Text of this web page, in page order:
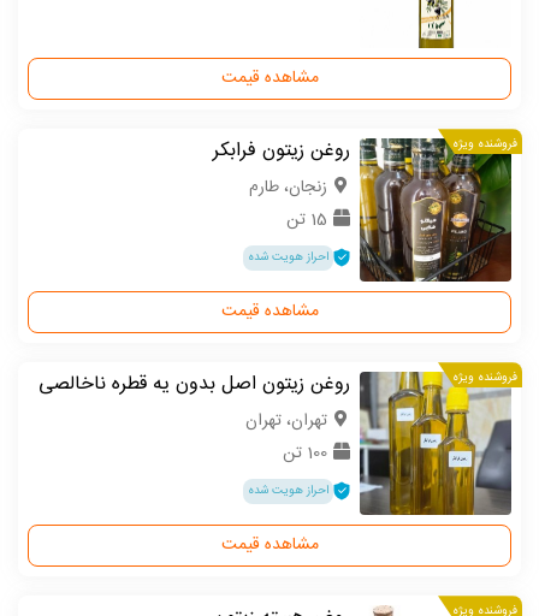
مشاهده قیمت
فروشنده ویژه روغن زیتون فرابکر
زنجان، طارم
15 تن
احراز هویت شده
مشاهده قیمت
فروشنده ویژه روغن زیتون اصل بدون یه قطره ناخالصی
تهران، تهران
100 تن
احراز هویت شده
مشاهده قیمت
فروشنده ویژه